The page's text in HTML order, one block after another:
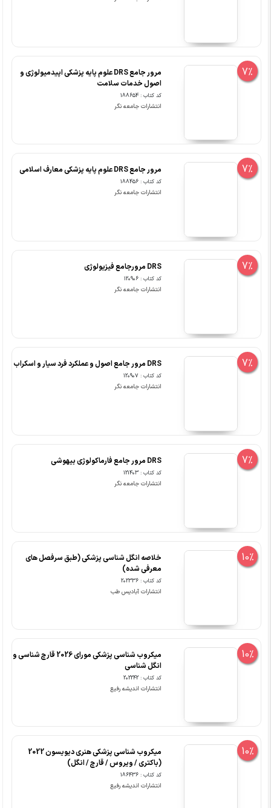
7%
مرور جامع DRS علوم پایه پزشکی اپیدمیولوژی و
اصول خدمات سلامت
کد کتاب : 188654
انتشارات جامعه نگر
7% مرور جامع DRS علوم پایه پزشکی معارف اسلامی
کد کتاب : 188456
انتشارات جامعه نگر
7% DRS مرورجامع فیزیولوژی
کد کتاب : 120906
انتشارات جامعه نگر
7% DRS مرور جامع اصول و عملکرد فرد سیار و اسکراب
کد کتاب : 120907
انتشارات جامعه نگر
7% DRS مرور جامع فارماکولوژی بیهوشی
کد کتاب : 121403
انتشارات جامعه نگر
10%
خلاصه انگل شناسی پزشکی (طبق سرفصل های
معرفی شده)
کد کتاب : 202336
انتشارات آبادیس طب
10%
میکروب شناسی پزشکی مورای 2026 قارچ شناسی و
انگل شناسی
کد کتاب : 202242
انتشارات اندیشه رفیع
10%
میکروب شناسی پزشکی هنری دیویسون 2022
(باکتری / ویروس / قارچ / انگل)
کد کتاب : 186436
انتشارات اندیشه رفیع